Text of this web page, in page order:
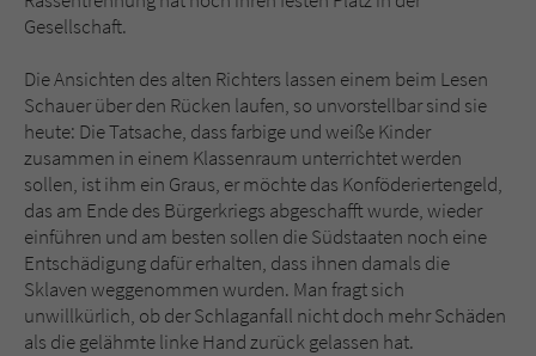
Gesellschaft.
Die Ansichten des alten Richters lassen einem beim Lesen
Schauer über den Rücken laufen, so unvorstellbar sind sie
heute: Die Tatsache, dass farbige und weiße Kinder
zusammen in einem Klassenraum unterrichtet werden
sollen, ist ihm ein Graus, er möchte das Konföderiertengeld,
das am Ende des Bürgerkriegs abgeschafft wurde, wieder
einführen und am besten sollen die Südstaaten noch eine
Entschädigung dafür erhalten, dass ihnen damals die
Sklaven weggenommen wurden. Man fragt sich
unwillkürlich, ob der Schlaganfall nicht doch mehr Schäden
als die gelähmte linke Hand zurück gelassen hat.